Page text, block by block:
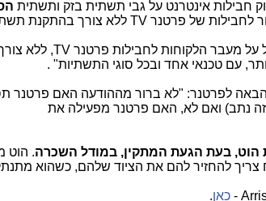
חבילות אינטרנט על גבי תשתית בזק ותשתית
לחבילות של פרטנרTV ללא צורך בהתקנת
על מעבר הלקוחות לחבילות פרטנרTV, ללא
עם טכנאי אחד ובכל סוגי התשתיות" .
לפרטנר: "לא ברור מההודעה האם פרטנר
נתב) ואם לא, האם פרטנר מפעילה את
הוט, בעת הגעת המתקין, במודל השכרה. הוט
להחזיר להם את הציוד שלהם, כשהוא
כאן.